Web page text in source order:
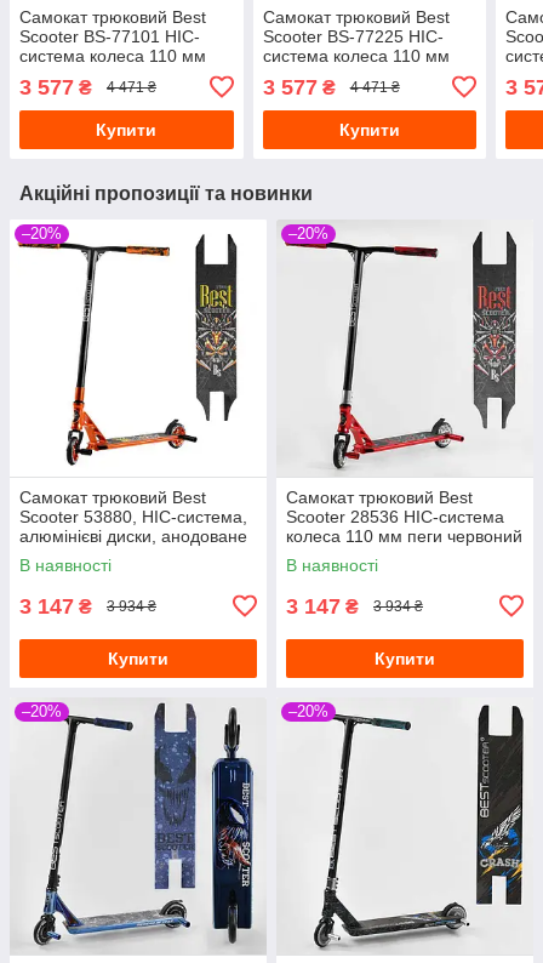
Самокат трюковий Best
Scooter BS-77101 HIC-
система колеса 110 мм
3 577 ₴ 4 471 ₴
Купити
Самокат трюковий Best
Scooter BS-77225 HIC-
система колеса 110 мм
3 577₴ 4 471 ₴
Купити
3
Акційні пропозиції та новинки
–20%
Самокат трюковий Best
Scooter 53880, HIC-система,
алюмінієві диски, анодоване
фарбування, Червоне золото
В наявності
3 147 ₴ 3 934 ₴
Купити
–20%
Самокат трюковий Best
Scooter 28536 HIC-система
колеса 110 мм пеги червоний
В наявності
3 147 ₴ 3 934 ₴
Купити
–20% –20%